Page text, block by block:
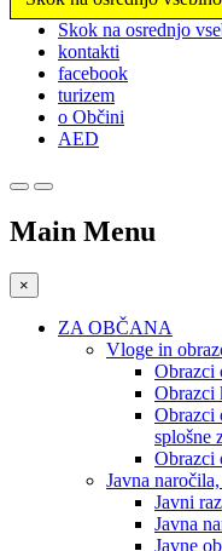
Prosimo,
upoštevajte:
spletno
mesto
vključuje
sistem
Skok na osrednjo
kontakti
facebook
turizem
o Občini
AED
Main Menu
×
ZA OBČANA
Vloge in
Obrazci
Obrazci
Obrazci
splošne
Obrazci
Javna
Javni
Javna
Javne